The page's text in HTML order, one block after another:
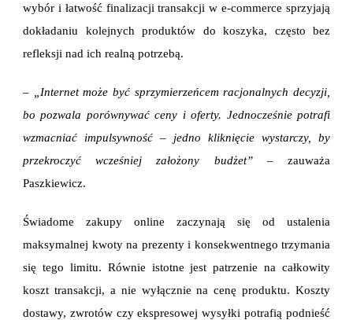
wybór i łatwość finalizacji transakcji w e-commerce sprzyjają
dokładaniu kolejnych produktów do koszyka, często bez
refleksji nad ich realną potrzebą.
– „Internet może być sprzymierzeńcem racjonalnych decyzji,
bo pozwala porównywać ceny i oferty. Jednocześnie potrafi
wzmacniać impulsywność – jedno kliknięcie wystarczy, by
przekroczyć wcześniej założony budżet”– zauważa
Paszkiewicz.
Świadome zakupy online zaczynają się od ustalenia
maksymalnej kwoty na prezenty i konsekwentnego trzymania
się tego limitu. Równie istotne jest patrzenie na całkowity
koszt transakcji, a nie wyłącznie na cenę produktu. Koszty
dostawy, zwrotów czy ekspresowej wysyłki potrafią podnieść